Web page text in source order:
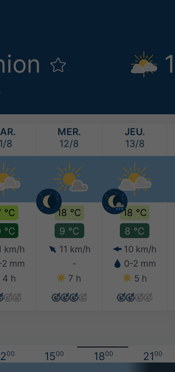
8
°C
°C
km/h
mm
4 h
MER.
12/8
18 °C
9 °C
11 km/h
-
7 h
JEU.
13/8
18 °C
8 °C
10 km/h
0-2 mm
5 h
00 1500 1800 2100